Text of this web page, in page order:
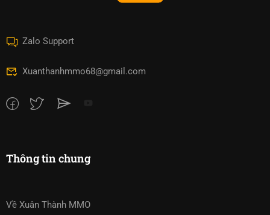
Zalo Support
Xuanthanhmmo68@gmail.com
Thông tin chung
Về Xuân Thành MMO